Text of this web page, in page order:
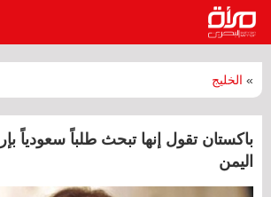
» الخليج
باكستان تقول إنها تبحث طلباً سعودياً
اليمن